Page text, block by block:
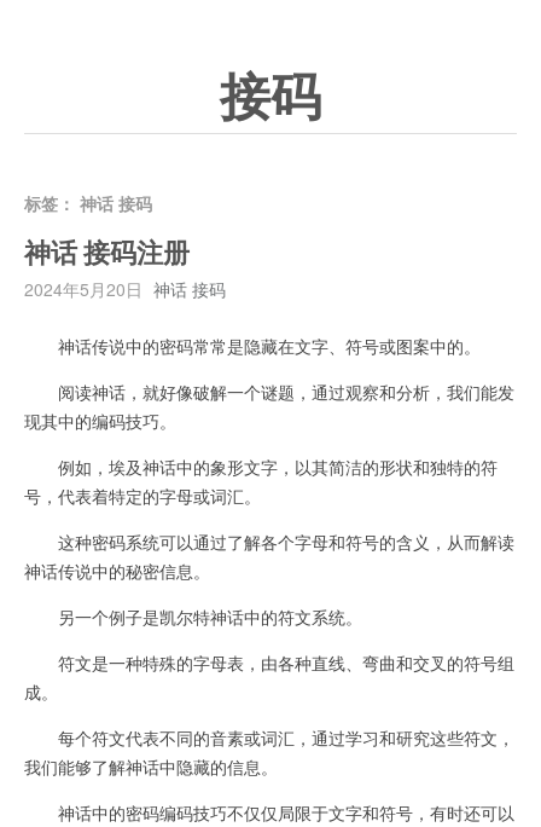
接码
标签： 神话 接码
神话 接码注册
2024年5月20日 神话 接码
神话传说中的密码常常是隐藏在文字、符号或图案中的。
阅读神话，就好像破解一个谜题，通过观察和分析，我们能发
现其中的编码技巧。
例如，埃及神话中的象形文字，以其简洁的形状和独特的符
号，代表着特定的字母或词汇。
这种密码系统可以通过了解各个字母和符号的含义，从而解读
神话传说中的秘密信息。
另一个例子是凯尔特神话中的符文系统。
符文是一种特殊的字母表，由各种直线、弯曲和交叉的符号组
成。
每个符文代表不同的音素或词汇，通过学习和研究这些符文，
我们能够了解神话中隐藏的信息。
神话中的密码编码技巧不仅仅局限于文字和符号，有时还可以